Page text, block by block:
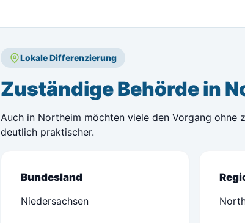
Lokale Differenzierung
Zuständige Behörde in
Auch in Northeim möchten viele den Vorgang
deutlich praktischer.
Bundesland
Niedersachsen